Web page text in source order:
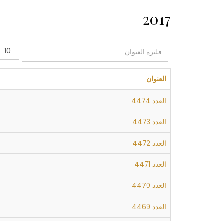
2017
فلترة
العنوان
عدد
العنوان
العدد 4474
العدد 4473
العدد 4472
العدد 4471
العدد 4470
العدد 4469